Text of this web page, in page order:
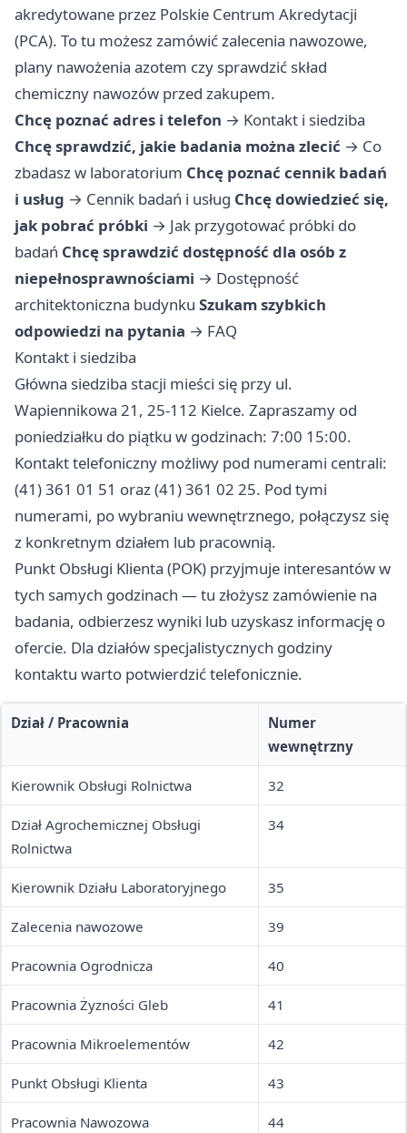
akredytowane przez Polskie Centrum Akredytacji
(PCA). To tu możesz zamówić zalecenia nawozowe,
plany nawożenia azotem czy sprawdzić skład
chemiczny nawozów przed zakupem.
Chcę poznać adres i telefon → Kontakt i siedziba
Chcę sprawdzić, jakie badania można zlecić → Co
zbadasz w laboratorium Chcę poznać cennik badań
i usług → Cennik badań i usług Chcę dowiedzieć się,
jak pobrać próbki → Jak przygotować próbki do
badań Chcę sprawdzić dostępność dla osób z
niepełnosprawnościami → Dostępność
architektoniczna budynku Szukam szybkich
odpowiedzi na pytania → FAQ
Kontakt i siedziba
Główna siedziba stacji mieści się przy ul.
Wapiennikowa 21, 25-112 Kielce. Zapraszamy od
poniedziałku do piątku w godzinach: 7:00 15:00.
Kontakt telefoniczny możliwy pod numerami centrali:
(41) 361 01 51 oraz (41) 361 02 25. Pod tymi
numerami, po wybraniu wewnętrznego, połączysz się
z konkretnym działem lub pracownią.
Punkt Obsługi Klienta (POK) przyjmuje interesantów w
tych samych godzinach — tu złożysz zamówienie na
badania, odbierzesz wyniki lub uzyskasz informację o
ofercie. Dla działów specjalistycznych godziny
kontaktu warto potwierdzić telefonicznie.
Dział / Pracownia
Numer
wewnętrzny
Kierownik Obsługi Rolnictwa 32
Dział Agrochemicznej Obsługi
Rolnictwa
34
Kierownik Działu Laboratoryjnego 35
Zalecenia nawozowe 39
Pracownia Ogrodnicza 40
Pracownia Żyzności Gleb 41
Pracownia Mikroelementów 42
Punkt Obsługi Klienta 43
Pracownia Nawozowa 44